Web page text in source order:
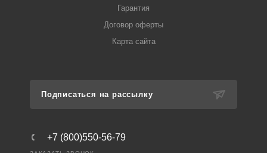
Гарантия
Договор оферты
Карта сайта
Подписаться на рассылку
+7 (800)550-56-79